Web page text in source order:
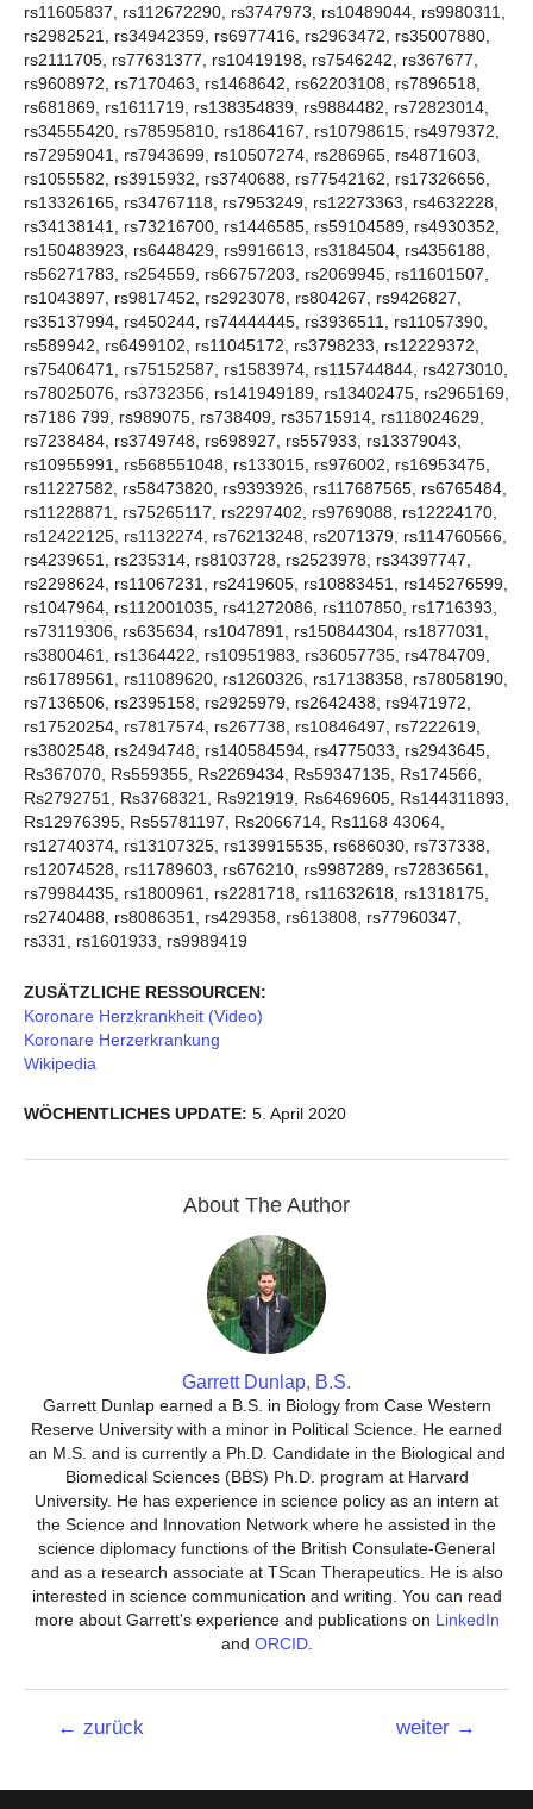
rs11605837, rs112672290, rs3747973, rs10489044, rs9980311,
rs2982521, rs34942359, rs6977416, rs2963472, rs35007880,
rs2111705, rs77631377, rs10419198, rs7546242, rs367677,
rs9608972, rs7170463, rs1468642, rs62203108, rs7896518,
rs681869, rs1611719, rs138354839, rs9884482, rs72823014,
rs34555420, rs78595810, rs1864167, rs10798615, rs4979372,
rs72959041, rs7943699, rs10507274, rs286965, rs4871603,
rs1055582, rs3915932, rs3740688, rs77542162, rs17326656,
rs13326165, rs34767118, rs7953249, rs12273363, rs4632228,
rs34138141, rs73216700, rs1446585, rs59104589, rs4930352,
rs150483923, rs6448429, rs9916613, rs3184504, rs4356188,
rs56271783, rs254559, rs66757203, rs2069945, rs11601507,
rs1043897, rs9817452, rs2923078, rs804267, rs9426827,
rs35137994, rs450244, rs74444445, rs3936511, rs11057390,
rs589942, rs6499102, rs11045172, rs3798233, rs12229372,
rs75406471, rs75152587, rs1583974, rs115744844, rs4273010,
rs78025076, rs3732356, rs141949189, rs13402475, rs2965169,
rs7186 799, rs989075, rs738409, rs35715914, rs118024629,
rs7238484, rs3749748, rs698927, rs557933, rs13379043,
rs10955991, rs568551048, rs133015, rs976002, rs16953475,
rs11227582, rs58473820, rs9393926, rs117687565, rs6765484,
rs11228871, rs75265117, rs2297402, rs9769088, rs12224170,
rs12422125, rs1132274, rs76213248, rs2071379, rs114760566,
rs4239651, rs235314, rs8103728, rs2523978, rs34397747,
rs2298624, rs11067231, rs2419605, rs10883451, rs145276599,
rs1047964, rs112001035, rs41272086, rs1107850, rs1716393,
rs73119306, rs635634, rs1047891, rs150844304, rs1877031,
rs3800461, rs1364422, rs10951983, rs36057735, rs4784709,
rs61789561, rs11089620, rs1260326, rs17138358, rs78058190,
rs7136506, rs2395158, rs2925979, rs2642438, rs9471972,
rs17520254, rs7817574, rs267738, rs10846497, rs7222619,
rs3802548, rs2494748, rs140584594, rs4775033, rs2943645,
Rs367070, Rs559355, Rs2269434, Rs59347135, Rs174566,
Rs2792751, Rs3768321, Rs921919, Rs6469605, Rs144311893,
Rs12976395, Rs55781197, Rs2066714, Rs1168 43064,
rs12740374, rs13107325, rs139915535, rs686030, rs737338,
rs12074528, rs11789603, rs676210, rs9987289, rs72836561,
rs79984435, rs1800961, rs2281718, rs11632618, rs1318175,
rs2740488, rs8086351, rs429358, rs613808, rs77960347,
rs331, rs1601933, rs9989419
ZUSÄTZLICHE RESSOURCEN:
Koronare Herzkrankheit (Video)
Koronare Herzerkrankung
Wikipedia
WÖCHENTLICHES UPDATE: 5. April 2020
About The Author
Garrett Dunlap, B.S.
Garrett Dunlap earned a B.S. in Biology from Case Western
Reserve University with a minor in Political Science. He earned
an M.S. and is currently a Ph.D. Candidate in the Biological and
Biomedical Sciences (BBS) Ph.D. program at Harvard
University. He has experience in science policy as an intern at
the Science and Innovation Network where he assisted in the
science diplomacy functions of the British Consulate-General
and as a research associate at TScan Therapeutics. He is also
interested in science communication and writing. You can read
more about Garrett's experience and publications on LinkedIn
and ORCID.
Beitrags-
← zurück weiter →